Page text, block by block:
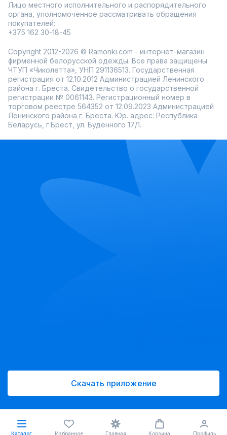
Лицо местного исполнительного и распорядительного
органа, уполномоченное рассматривать обращения
покупателей:
+375 162 30-18-45
Copyright 2012-2026 © Ramonki.com - интернет-магазин
фирменной белорусской одежды. Все права защищены.
ЧТУП «Чиколетта», УНП 291136513. Государственная
регистрация от 12.10.2012 Администрацией Ленинского
района г. Бреста. Свидетельство о государственной
регистрации № 0061143. Регистрационный номер в
торговом реестре 564352 от 12.09.2023 Администрацией
Ленинского района г. Бреста. Юр. адрес: Республика
Беларусь, г.Брест, ул. Буденного 17/1.
Скачать приложение
Каталог Избранное Главная Корзина Профиль